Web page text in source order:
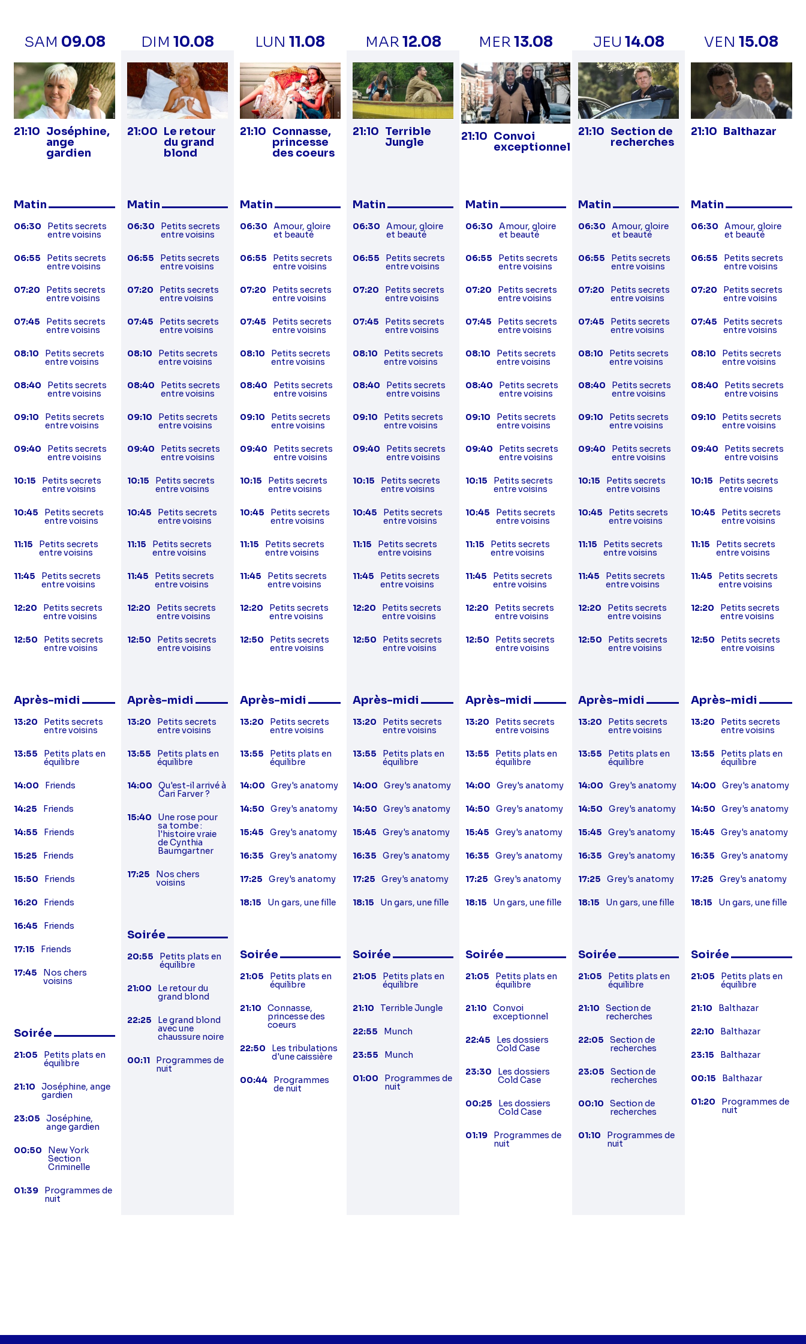
SAM 09.08
21:10 Joséphine,
ange
gardien
Matin
06:30 Petits secrets
entre voisins
06:55 Petits secrets
entre voisins
07:20 Petits secrets
entre voisins
07:45 Petits secrets
entre voisins
08:10 Petits secrets
entre voisins
08:40 Petits secrets
entre voisins
09:10 Petits secrets
entre voisins
09:40 Petits secrets
entre voisins
10:15 Petits secrets
entre voisins
10:45 Petits secrets
entre voisins
11:15 Petits secrets
entre voisins
11:45 Petits secrets
entre voisins
12:20 Petits secrets
entre voisins
12:50 Petits secrets
entre voisins
Après-midi
13:20 Petits secrets
entre voisins
13:55 Petits plats en
équilibre
14:00 Friends
14:25 Friends
14:55 Friends
15:25 Friends
15:50 Friends
16:20 Friends
16:45 Friends
17:15 Friends
17:45 Nos chers
voisins
Soirée
21:05 Petits plats en
équilibre
21:10 Joséphine, ange
gardien
23:05 Joséphine,
ange gardien
00:50 New York
Section
Criminelle
01:39 Programmes de
nuit
DIM 10.08
21:00 Le retour
du grand
blond
Matin
06:30 Petits secrets
entre voisins
06:55 Petits secrets
entre voisins
07:20 Petits secrets
entre voisins
07:45 Petits secrets
entre voisins
08:10 Petits secrets
entre voisins
08:40 Petits secrets
entre voisins
09:10 Petits secrets
entre voisins
09:40 Petits secrets
entre voisins
10:15 Petits secrets
entre voisins
10:45 Petits secrets
entre voisins
11:15 Petits secrets
entre voisins
11:45 Petits secrets
entre voisins
12:20 Petits secrets
entre voisins
12:50 Petits secrets
entre voisins
Après-midi
13:20 Petits secrets
entre voisins
13:55 Petits plats en
équilibre
14:00 Qu'est-il arrivé à
Cari Farver ?
15:40 Une rose pour
sa tombe :
l'histoire vraie
de Cynthia
Baumgartner
17:25 Nos chers
voisins
Soirée
20:55 Petits plats en
équilibre
21:00 Le retour du
grand blond
22:25 Le grand blond
avec une
chaussure noire
00:11 Programmes de
nuit
LUN 11.08
21:10 Connasse,
princesse
des coeurs
Matin
06:30 Amour, gloire
et beauté
06:55 Petits secrets
entre voisins
07:20 Petits secrets
entre voisins
07:45 Petits secrets
entre voisins
08:10 Petits secrets
entre voisins
08:40 Petits secrets
entre voisins
09:10 Petits secrets
entre voisins
09:40 Petits secrets
entre voisins
10:15 Petits secrets
entre voisins
10:45 Petits secrets
entre voisins
11:15 Petits secrets
entre voisins
11:45 Petits secrets
entre voisins
12:20 Petits secrets
entre voisins
12:50 Petits secrets
entre voisins
Après-midi
13:20 Petits secrets
entre voisins
13:55 Petits plats en
équilibre
14:00 Grey's anatomy
14:50 Grey's anatomy
15:45 Grey's anatomy
16:35 Grey's anatomy
17:25 Grey's anatomy
18:15 Un gars, une fille
Soirée
21:05 Petits plats en
équilibre
21:10 Connasse,
princesse des
coeurs
22:50 Les tribulations
d'une caissière
00:44 Programmes
de nuit
MAR 12.08
21:10 Terrible
Jungle
Matin
06:30 Amour, gloire
et beauté
06:55 Petits secrets
entre voisins
07:20 Petits secrets
entre voisins
07:45 Petits secrets
entre voisins
08:10 Petits secrets
entre voisins
08:40 Petits secrets
entre voisins
09:10 Petits secrets
entre voisins
09:40 Petits secrets
entre voisins
10:15 Petits secrets
entre voisins
10:45 Petits secrets
entre voisins
11:15 Petits secrets
entre voisins
11:45 Petits secrets
entre voisins
12:20 Petits secrets
entre voisins
12:50 Petits secrets
entre voisins
Après-midi
13:20 Petits secrets
entre voisins
13:55 Petits plats en
équilibre
14:00 Grey's anatomy
14:50 Grey's anatomy
15:45 Grey's anatomy
16:35 Grey's anatomy
17:25 Grey's anatomy
18:15 Un gars, une fille
Soirée
21:05 Petits plats en
équilibre
21:10 Terrible Jungle
22:55 Munch
23:55 Munch
01:00 Programmes de
nuit
MER 13.08
21:10 Convoi
exceptionnel
Matin
06:30 Amour, gloire
et beauté
06:55 Petits secrets
entre voisins
07:20 Petits secrets
entre voisins
07:45 Petits secrets
entre voisins
08:10 Petits secrets
entre voisins
08:40 Petits secrets
entre voisins
09:10 Petits secrets
entre voisins
09:40 Petits secrets
entre voisins
10:15 Petits secrets
entre voisins
10:45 Petits secrets
entre voisins
11:15 Petits secrets
entre voisins
11:45 Petits secrets
entre voisins
12:20 Petits secrets
entre voisins
12:50 Petits secrets
entre voisins
Après-midi
13:20 Petits secrets
entre voisins
13:55 Petits plats en
équilibre
14:00 Grey's anatomy
14:50 Grey's anatomy
15:45 Grey's anatomy
16:35 Grey's anatomy
17:25 Grey's anatomy
18:15 Un gars, une fille
Soirée
21:05 Petits plats en
équilibre
21:10 Convoi
exceptionnel
22:45 Les dossiers
Cold Case
23:30 Les dossiers
Cold Case
00:25 Les dossiers
Cold Case
01:19 Programmes de
nuit
JEU 14.08
21:10 Section de
recherches
Matin
06:30 Amour, gloire
et beauté
06:55 Petits secrets
entre voisins
07:20 Petits secrets
entre voisins
07:45 Petits secrets
entre voisins
08:10 Petits secrets
entre voisins
08:40 Petits secrets
entre voisins
09:10 Petits secrets
entre voisins
09:40 Petits secrets
entre voisins
10:15 Petits secrets
entre voisins
10:45 Petits secrets
entre voisins
11:15 Petits secrets
entre voisins
11:45 Petits secrets
entre voisins
12:20 Petits secrets
entre voisins
12:50 Petits secrets
entre voisins
Après-midi
13:20 Petits secrets
entre voisins
13:55 Petits plats en
équilibre
14:00 Grey's anatomy
14:50 Grey's anatomy
15:45 Grey's anatomy
16:35 Grey's anatomy
17:25 Grey's anatomy
18:15 Un gars, une fille
Soirée
21:05 Petits plats en
équilibre
21:10 Section de
recherches
22:05 Section de
recherches
23:05 Section de
recherches
00:10 Section de
recherches
01:10 Programmes de
nuit
VEN 15.08
21:10 Balthazar
Matin
06:30 Amour, gloire
et beauté
06:55 Petits secrets
entre voisins
07:20 Petits secrets
entre voisins
07:45 Petits secrets
entre voisins
08:10 Petits secrets
entre voisins
08:40 Petits secrets
entre voisins
09:10 Petits secrets
entre voisins
09:40 Petits secrets
entre voisins
10:15 Petits secrets
entre voisins
10:45 Petits secrets
entre voisins
11:15 Petits secrets
entre voisins
11:45 Petits secrets
entre voisins
12:20 Petits secrets
entre voisins
12:50 Petits secrets
entre voisins
Après-midi
13:20 Petits secrets
entre voisins
13:55 Petits plats en
équilibre
14:00 Grey's anatomy
14:50 Grey's anatomy
15:45 Grey's anatomy
16:35 Grey's anatomy
17:25 Grey's anatomy
18:15 Un gars, une fille
Soirée
21:05 Petits plats en
équilibre
21:10 Balthazar
22:10 Balthazar
23:15 Balthazar
00:15 Balthazar
01:20 Programmes de
nuit